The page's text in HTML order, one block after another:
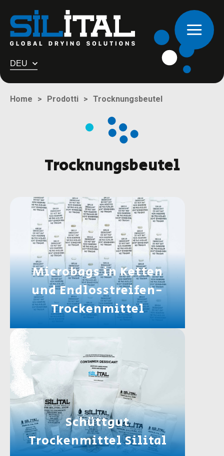
DEU
Home Prodotti Trocknungsbeutel
Trocknungsbeutel
Microbags in Ketten
und Endlosstreifen-
Trockenmittel
Schüttgut
Trockenmittel Silital